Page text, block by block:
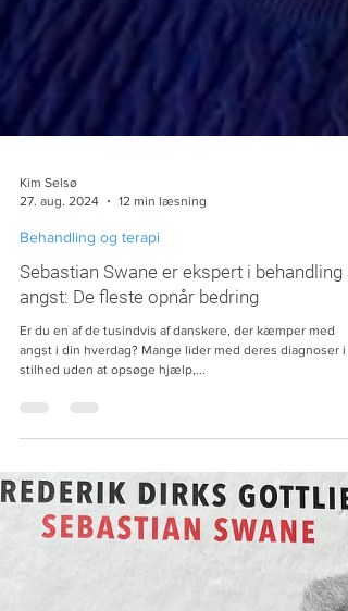
27. aug. 2024
12 min læsning
Behandling og terapi
Sebastian Swane er ekspert i behandling
angst: De fleste opnår bedring
Er du en af de tusindvis af danskere, der kæmper med
stilhed uden at opsøge hjælp,...